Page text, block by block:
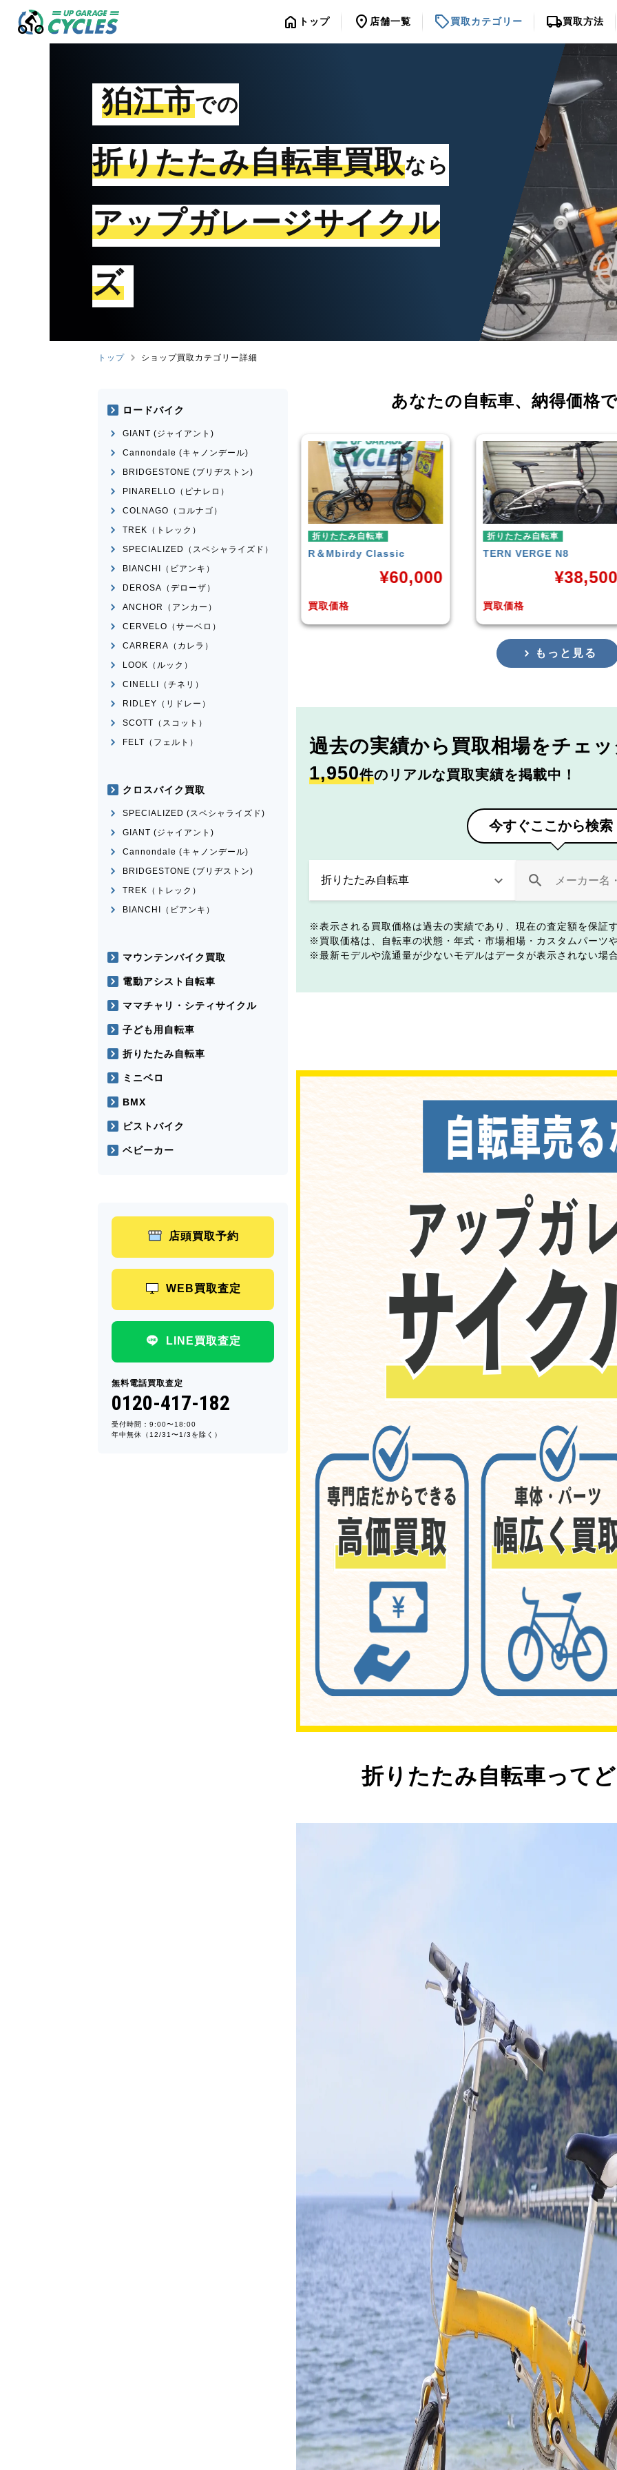
home トップ location_on 店舗一覧 sell買取カテゴリー local_shipping買取方法
狛江市での
折りたたみ自転車買取なら
アップガレージサイクル
ズ
トップ ショップ買取カテゴリー詳細
あなたの自転車、 納得価格
折りたたみ自転車
R＆Mbirdy Classic
買取価格
¥
折りたたみ自転車
TERNVERGE N8
買取価格
¥38,500
折りたたみ自転車
RENAULTLIGHT-8 AL-
買取価格
¥
もっと見る
過去の実績から 買取相場をチェ
1,950件のリアルな買取実績を掲載中！
今すぐここから検索
表示される買取価格は過去の実績であり、現在の査定額を保証
買取価格は、自転車の状態・年式・市場相場・カスタムパーツ
最新モデルや流通量が少ないモデルはデータが表示されない場
折りたたみ自転車って
ロードバイク
GIANT (ジャイアント)
Cannondale (キャノンデール)
BRIDGESTONE (ブリヂストン)
PINARELLO（ピナレロ）
COLNAGO（コルナゴ）
TREK（トレック）
SPECIALIZED（スペシャライズド）
BIANCHI（ビアンキ）
DEROSA（デローザ）
ANCHOR（アンカー）
CERVELO（サーベロ）
CARRERA（カレラ）
LOOK（ルック）
CINELLI（チネリ）
RIDLEY（リドレー）
SCOTT（スコット）
FELT（フェルト）
クロスバイク買取
SPECIALIZED (スペシャライズド)
GIANT (ジャイアント)
Cannondale (キャノンデール)
BRIDGESTONE (ブリヂストン)
TREK（トレック）
BIANCHI（ビアンキ）
マウンテンバイク買取
電動アシスト自転車
ママチャリ・シティサイクル
子ども用自転車
折りたたみ自転車
ミニベロ
BMX
ピストバイク
ベビーカー
店頭買取予約
WEB買取査定
LINE買取査定
無料電話買取査定
0120-417-182
受付時間：9:00〜18:00
年中無休（12/31〜1/3を除く）